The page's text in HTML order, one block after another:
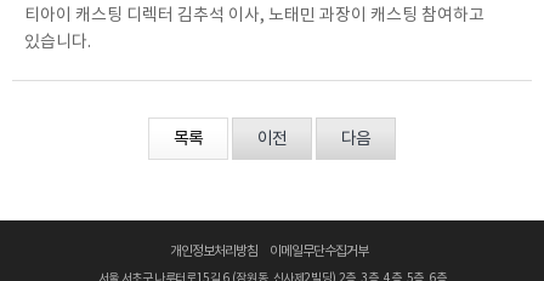
티아이 캐스팅 디렉터 김추석 이사, 노태민 과장이 캐스팅 참여하고
있습니다.
목록 이전 다음
개인정보처리방침 이메일무단수집거부